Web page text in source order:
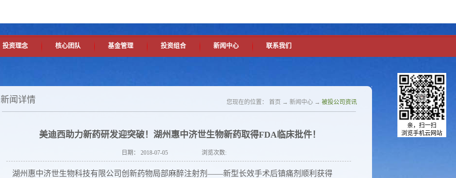
投资理念 核心团队 基金管理 投资组合 新闻中心 联系我们
新闻详情 您现在的位置： 首页 → 新闻中心 → 被投公司资讯
美迪西助力新药研发迎突破！湖州惠中济世生物新药取得FDA临床批件！
日期： 2018-07-05 浏览次数:
湖州惠中济世生物科技有限公司创新药物局部麻醉注射剂——新型长效手术后镇痛剂顺利获得
亲，扫一扫
浏览手机云网站